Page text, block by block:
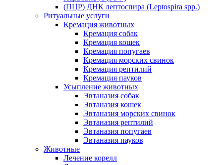
(ПЦР) ДНК лептоспира (Leptospira spp.)
Ритуальные услуги
Кремация животных
Кремация собак
Кремация кошек
Кремация попугаев
Кремация морских свинок
Кремация рептилий
Кремация пауков
Усыпление животных
Эвтаназия собак
Эвтаназия кошек
Эвтаназия морских свинок
Эвтаназия рептилий
Эвтаназия попугаев
Эвтаназия пауков
Животные
Лечение корелл